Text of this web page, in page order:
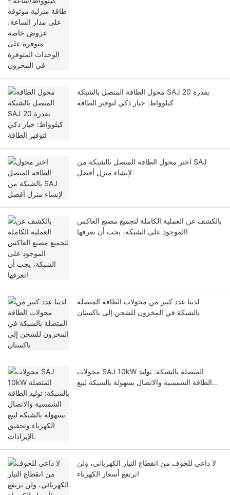
محول الطاقة المتصل بالشبكة SAJ بقدرة 20
كيلوواط: خيار ذكي لتوفير الطاقة
اختر محول الطاقة المتصل بالشبكة من SAJ
لإنشاء منزل أفضل
بالكشف عن العملية الكاملة لتجميع مصنع العاكس
الموجود على الشبكة، يجب أن تعرفها!
لدينا عدد كبير من محولات الطاقة المتصلة
بالشبكة في المخزون للشحن إلى باكستان
محولات SAJ 10kW المتصلة بالشبكة: توليد
الطاقة الشمسية والاتصال بسهولة بالشبكة لبيع
لا داعي للخوف من انقطاع التيار الكهربائي، ولن
ترتفع أسعار الكهرباء!